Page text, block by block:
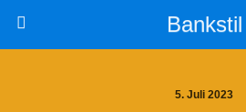
Bankstil
5. Juli 2023